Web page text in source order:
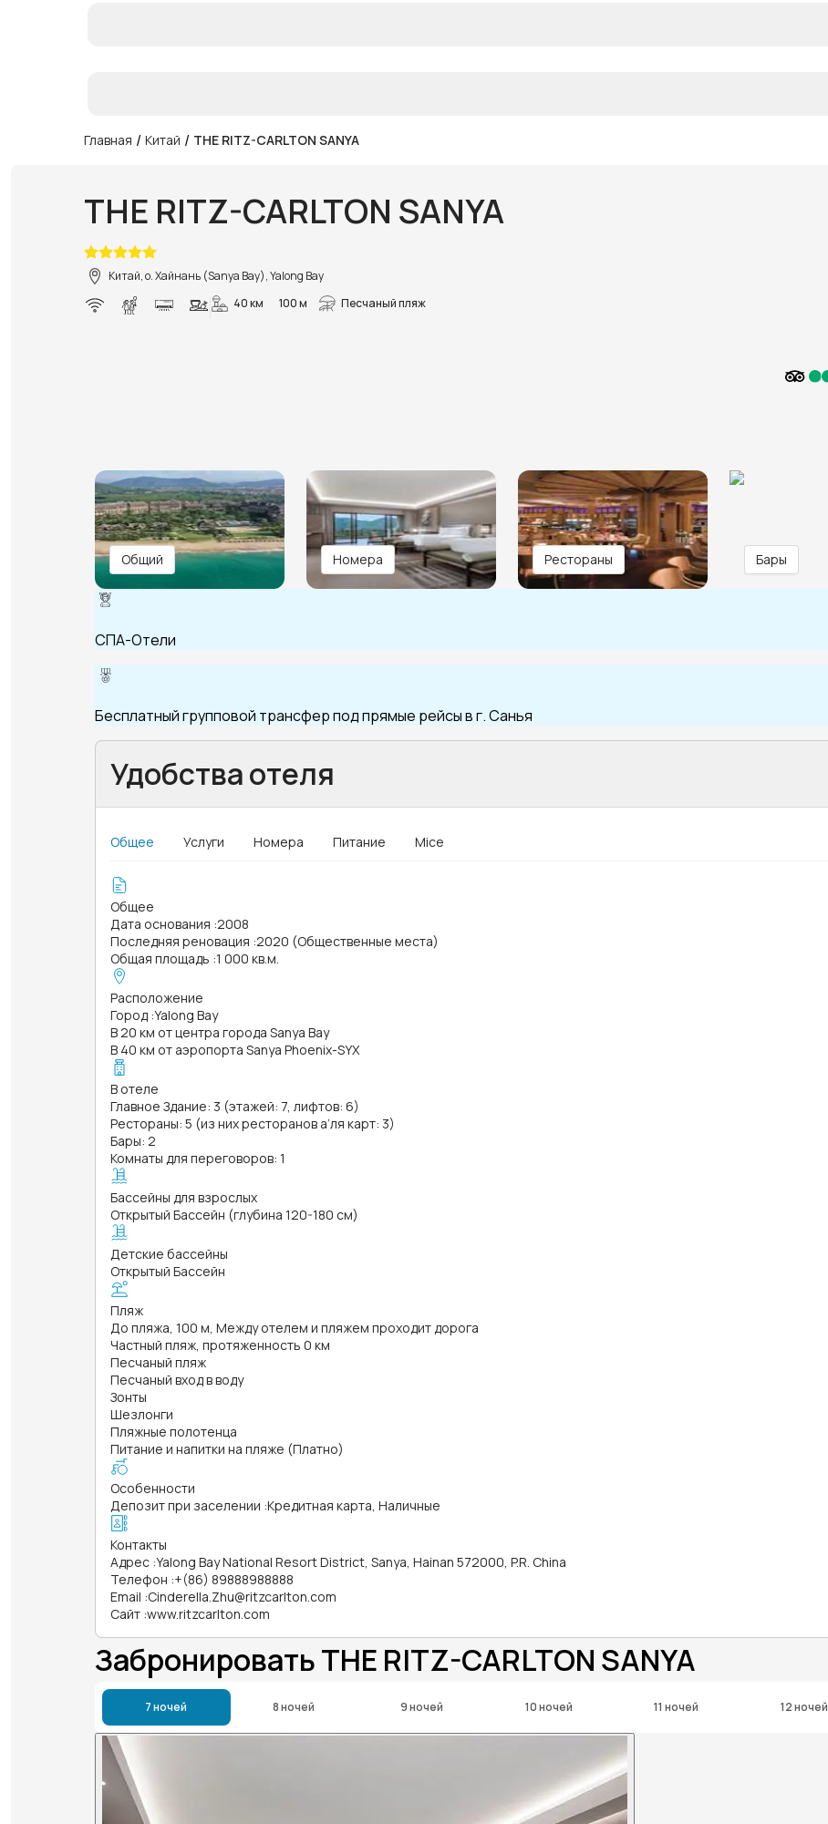
Главная / Китай / THE RITZ-CARLTON SANYA
THE RITZ-CARLTON SANYA
Китай, о. Хайнань (Sanya Bay), Yalong Bay
40 км
100 м Песчаный пляж
Общий Номера Рестораны Бары
СПА-Отели
Бесплатный групповой трансфер под прямые рейсы в г. Санья
Удобства отеля
Общее Услуги Номера Питание Mice
Общее
Дата основания :2008
Последняя реновация :2020 (Общественные места)
Общая площадь :1 000 кв.м.
Расположение
Город :Yalong Bay
В 20 км от центра города Sanya Bay
В 40 км от аэропорта Sanya Phoenix-SYX
В отеле
Главное Здание: 3 (этажей: 7, лифтов: 6)
Рестораны: 5 (из них ресторанов а’ля карт: 3)
Бары: 2
Комнаты для переговоров: 1
Бассейны для взрослых
Открытый Бассейн (глубина 120-180 см)
Детские бассейны
Открытый Бассейн
Пляж
До пляжа, 100 м, Между отелем и пляжем проходит дорога
Частный пляж, протяженность 0 км
Песчаный пляж
Песчаный вход в воду
Зонты
Шезлонги
Пляжные полотенца
Питание и напитки на пляже (Платно)
Особенности
Депозит при заселении :Кредитная карта, Наличные
Контакты
Адрес :Yalong Bay National Resort District, Sanya, Hainan 572000, P.R. China
Телефон :+(86) 89888988888
Email :Cinderella.Zhu@ritzcarlton.com
Сайт :www.ritzcarlton.com
Забронировать THE RITZ-CARLTON SANYA
7 ночей 8 ночей 9 ночей 10 ночей 11 ночей 12 ночей